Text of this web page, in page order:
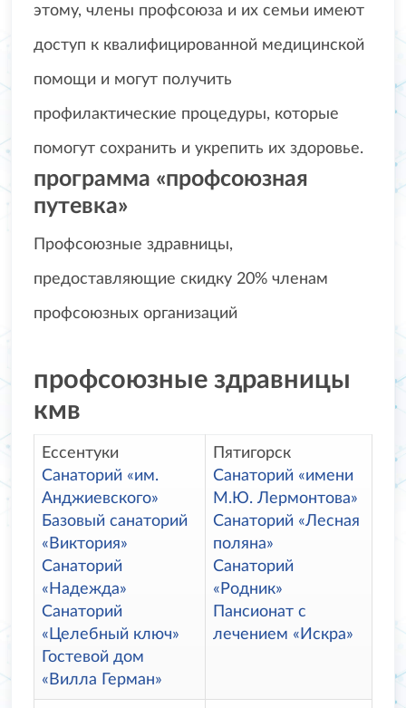
этому, члены профсоюза и их семьи имеют
доступ к квалифицированной медицинской
помощи и могут получить
профилактические процедуры, которые
помогут сохранить и укрепить их здоровье.
программа «профсоюзная
путевка»
Профсоюзные здравницы,
предоставляющие скидку 20% членам
профсоюзных организаций
профсоюзные здравницы
кмв
Ессентуки
Санаторий «им.
Анджиевского»
Базовый санаторий
«Виктория»
Санаторий
«Надежда»
Санаторий
«Целебный ключ»
Гостевой дом
«Вилла Герман»
Пятигорск
Санаторий «имени
М.Ю. Лермонтова»
Санаторий «Лесная
поляна»
Санаторий
«Родник»
Пансионат с
лечением «Искра»